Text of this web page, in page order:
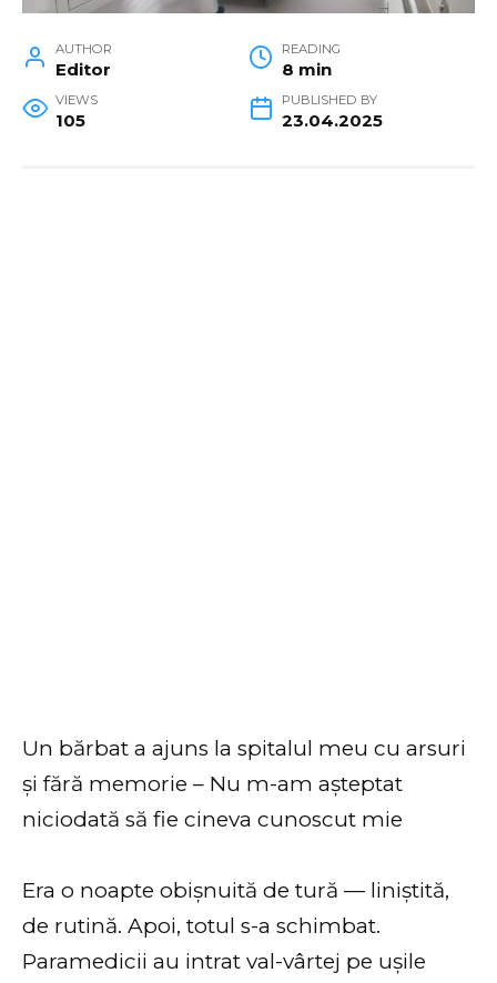
AUTHOR
Editor
READING
8 min
VIEWS
105
PUBLISHED BY
23.04.2025
Un bărbat a ajuns la spitalul meu cu arsuri
și fără memorie – Nu m-am așteptat
niciodată să fie cineva cunoscut mie
Era o noapte obișnuită de tură — liniștită,
de rutină. Apoi, totul s-a schimbat.
Paramedicii au intrat val-vârtej pe ușile